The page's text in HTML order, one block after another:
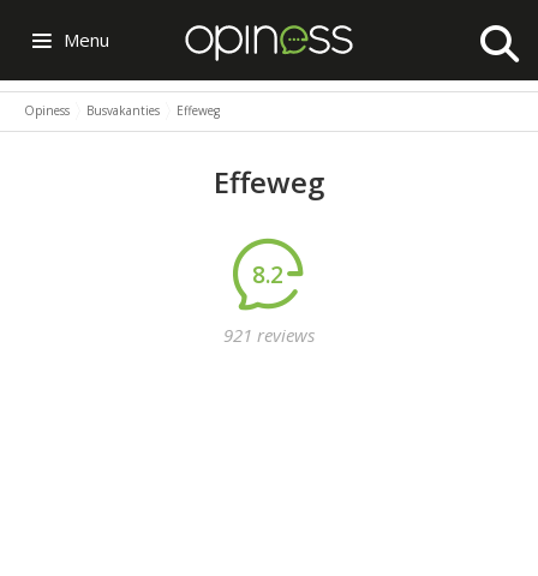
Menu
Opiness Busvakanties Effeweg
Effeweg
8.2
921 reviews